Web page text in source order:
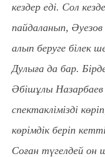
кездер еді. Сол
пайдаланып,
алып беруге білек
Дулыға да бар.
Әбішұлы Назарбаев
спектаклімізді
көрімдік беріп
Соған түгелдей